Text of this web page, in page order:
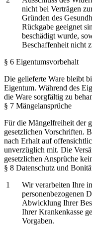
nicht bei Verträgen
Gründen des
Rückgabe geeignet
beschädigt wurde,
Beschaffenheit nicht
§ 6 Eigentumsvorbehalt
Die gelieferte Ware bleibt
Eigentum. Während des
die Ware sorgfältig zu
§ 7 Mängelansprüche
Für die Mängelfreiheit der
gesetzlichen Vorschriften.
nach Erhalt auf
unverzüglich mit. Die
gesetzlichen Ansprüche
§ 8 Datenschutz und
Wir verarbeiten Ihre
personenbezogenen
Abwicklung Ihrer
Ihrer Krankenkasse
Vorgaben.